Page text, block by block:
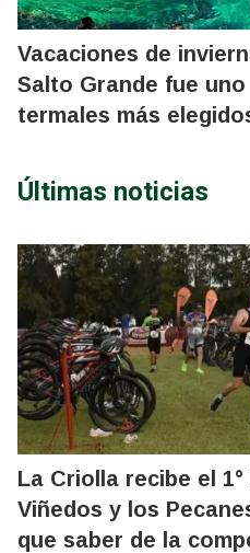
Vacaciones de
Salto Grande fue
termales más
Últimas noticias
La Criolla recibe el
Viñedos y los
que saber de la